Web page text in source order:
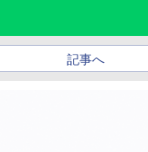
記事へ